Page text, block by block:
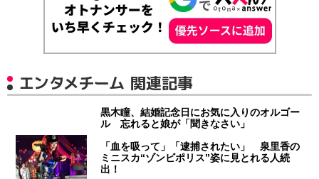
エンタメチーム 関連記事
黒木瞳、結婚記念日にお気に入りのオルゴー
ル 忘れると娘が「聞きなさい」
「血を吸って」「逮捕されたい」 泉里香の
ミニスカ“ゾンビポリス”姿に見とれる人続
出！